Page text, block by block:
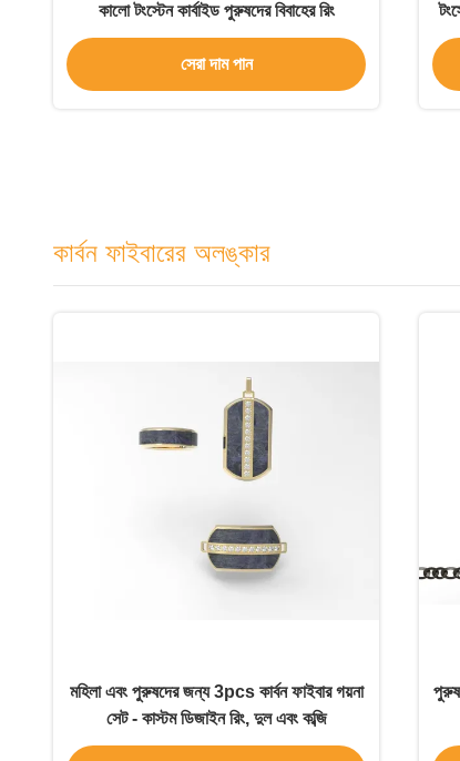
কালো টংস্টেন কার্বাইড পুরুষদের বিবাহের রিং
সেরা দাম পান
কার্বন ফাইবারের অলঙ্কার
মহিলা এবং পুরুষদের জন্য 3pcs কার্বন ফাইবার গয়না
সেট - কাস্টম ডিজাইন রিং, দুল এবং কব্জি